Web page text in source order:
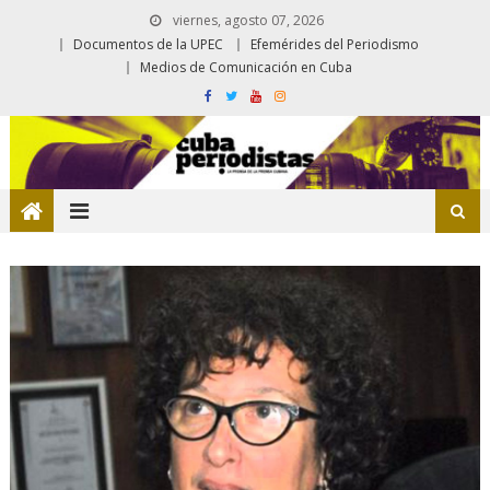
viernes, agosto 07, 2026
Documentos de la UPEC
Efemérides del Periodismo
Medios de Comunicación en Cuba